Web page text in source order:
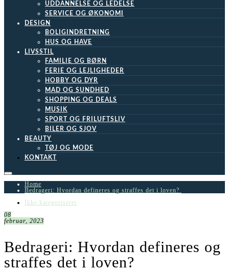
UDDANNELSE OG LEDELSE
SERVICE OG ØKONOMI
DESIGN
BOLIGINDRETNING
HUS OG HAVE
LIVSSTIL
FAMILIE OG BØRN
FERIE OG LEJLIGHEDER
HOBBY OG DYR
MAD OG SUNDHED
SHOPPING OG DEALS
MUSIK
SPORT OG FRILUFTSLIV
BILER OG SJOV
BEAUTY
TØJ OG MODE
KONTAKT
Home
Bedrageri: Hvordan defineres og straffes det i loven?
Ikke kategoriseret
08
februar, 2023
Bedrageri: Hvordan defineres og
straffes det i loven?